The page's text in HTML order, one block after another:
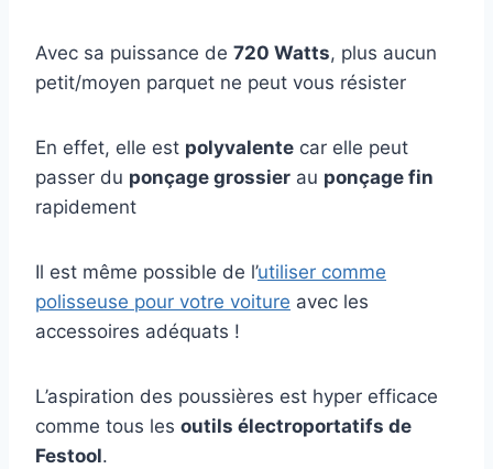
Avec sa puissance de 720 Watts, plus aucun
petit/moyen parquet ne peut vous résister
En effet, elle est polyvalente car elle peut
passer du ponçage grossier au ponçage fin
rapidement
Il est même possible de l’utiliser comme
polisseuse pour votre voiture avec les
accessoires adéquats !
L’aspiration des poussières est hyper efficace
comme tous les outils électroportatifs de
Festool.